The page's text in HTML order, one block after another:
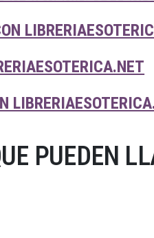
PUEDEN